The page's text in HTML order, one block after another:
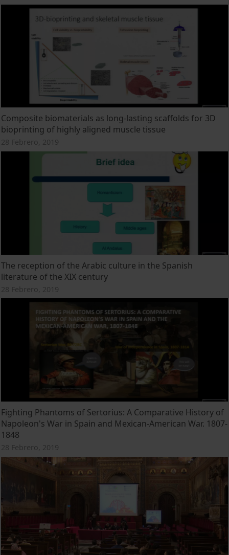
Composite biomaterials as long-lasting scaffolds for 3D
bioprinting of highly aligned muscle tissue
28 Febrero, 2019
The reception of the Arabic culture in the Spanish
literature of the XIX century
28 Febrero, 2019
Fighting Phantoms of Sertorius: A Comparative History of
Napoleon's War in Spain and Mexican-American War. 1807-
1848
28 Febrero, 2019